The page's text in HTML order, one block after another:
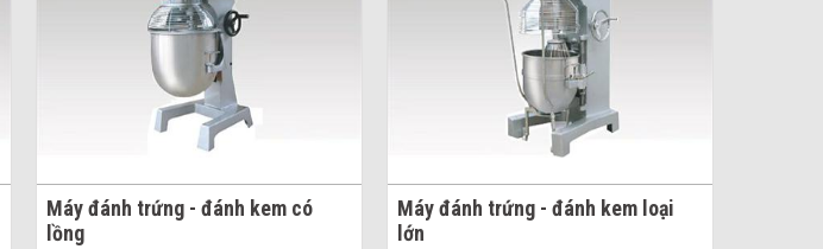
Máy đánh trứng - đánh kem có
lồng
Máy đánh trứng - đánh kem loại
lớn